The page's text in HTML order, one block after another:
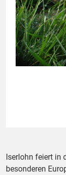
Iserlohn feiert in
besonderen